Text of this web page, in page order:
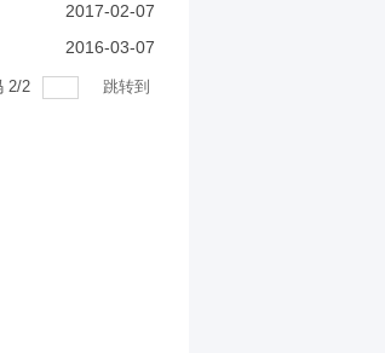
2017-02-07
2016-03-07
2/2 跳转到